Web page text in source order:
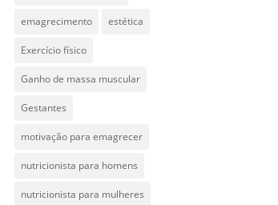
emagrecimento estética
Exercício físico
Ganho de massa muscular
Gestantes
motivação para emagrecer
nutricionista para homens
nutricionista para mulheres